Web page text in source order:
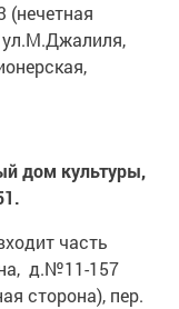
(нечетная
ул.М.Джалиля,
дом культуры,
часть
д.№11-157
сторона), пер.